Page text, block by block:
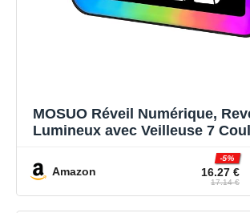
MOSUO Réveil Numérique,
Lumineux avec Veilleuse 7
Modes d'Alarme, Luminosité
Snooze, Commande Vocale,
USB
Amazon 16.27 €
-5%
17.14 €